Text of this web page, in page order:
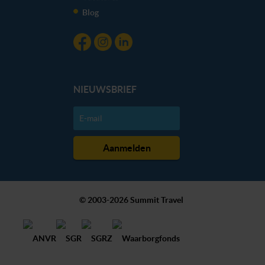
Blog
NIEUWSBRIEF
© 2003-2026 Summit Travel